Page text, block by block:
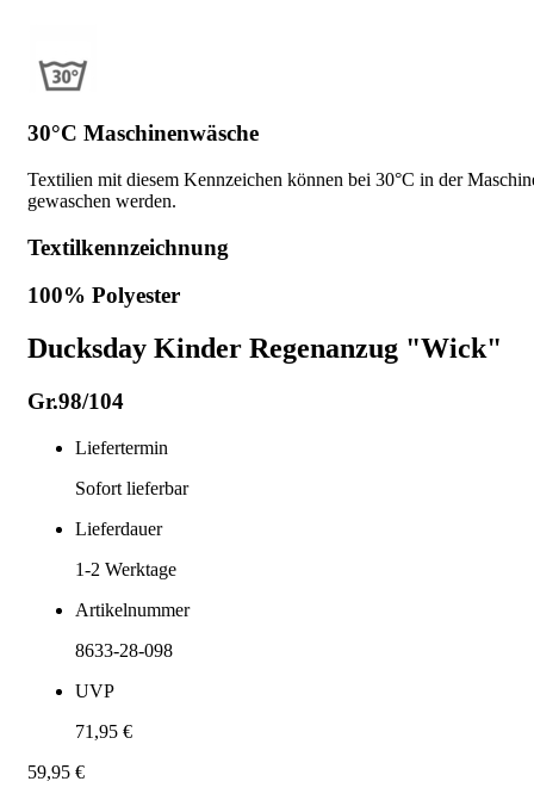
30°C Maschinenwäsche
Textilien mit diesem Kennzeichen können bei 30°C in der
gewaschen werden.
Textilkennzeichnung
100% Polyester
Ducksday Kinder Regenanzug "Wick"
Gr.98/104
Liefertermin
Sofort lieferbar
Lieferdauer
1-2 Werktage
Artikelnummer
8633-28-098
UVP
71,95 €
59,95 €